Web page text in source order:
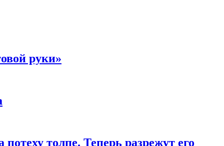
руки»
толпе. Теперь разрежут его